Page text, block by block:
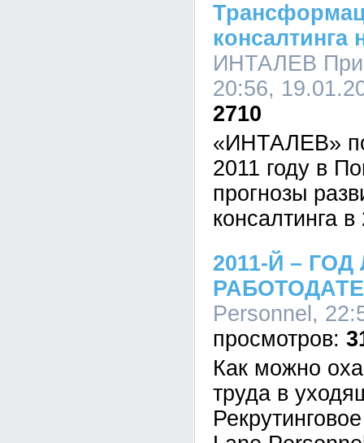
консалтинга
ИНТАЛЕВ
20:56,
2710
«ИНТАЛЕВ»
2011 году в
прогнозы
консалтинга в
2011-Й –
Personnel,
Как можно
труда в